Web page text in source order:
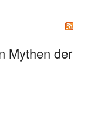
Mythen der